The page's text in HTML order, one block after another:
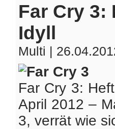
Far Cry
Idyll
Multi |
Far Cry 3:
April 2012 –
3, verrät wie